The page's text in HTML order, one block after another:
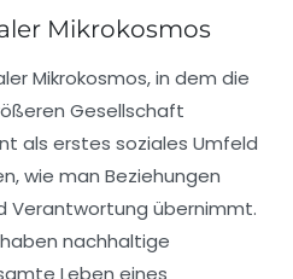
Mikrokosmos
Mikrokosmos, in dem die
Gesellschaft
als erstes soziales Umfeld
wie man Beziehungen
Verantwortung übernimmt.
nachhaltige